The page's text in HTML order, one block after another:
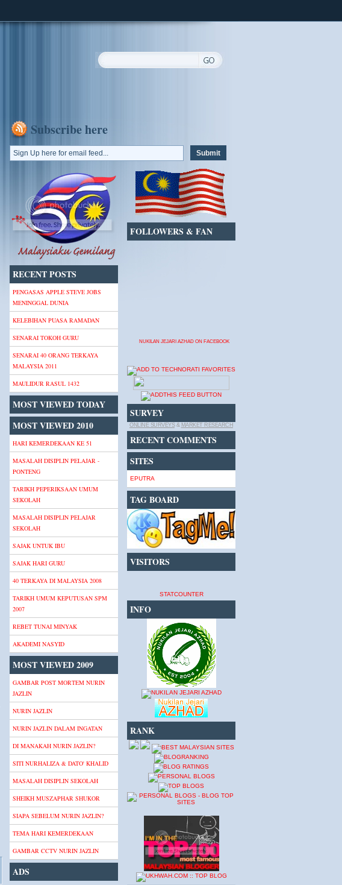
Subscribe here
RECENT POSTS
PENGASAS APPLE STEVE JOBS
MENINGGAL DUNIA
KELEBIHAN PUASA RAMADAN
SENARAI TOKOH GURU
SENARAI 40 ORANG TERKAYA
MALAYSIA 2011
MAULIDUR RASUL 1432
MOST VIEWED TODAY
MOST VIEWED 2010
HARI KEMERDEKAAN KE 51
MASALAH DISIPLIN PELAJAR -
PONTENG
TARIKH PEPERIKSAAN UMUM
SEKOLAH
MASALAH DISIPLIN PELAJAR
SEKOLAH
SAJAK UNTUK IBU
SAJAK HARI GURU
40 TERKAYA DI MALAYSIA 2008
TARIKH UMUM KEPUTUSAN SPM
2007
REBET TUNAI MINYAK
AKADEMI NASYID
MOST VIEWED 2009
GAMBAR POST MORTEM NURIN
JAZLIN
NURIN JAZLIN
NURIN JAZLIN DALAM INGATAN
DI MANAKAH NURIN JAZLIN?
SITI NURHALIZA & DATO' KHALID
MASALAH DISIPLIN SEKOLAH
SHEIKH MUSZAPHAR SHUKOR
SIAPA SEBELUM NURIN JAZLIN?
TEMA HARI KEMERDEKAAN
GAMBAR CCTV NURIN JAZLIN
ADS
FOLLOWERS & FAN
NUKILAN JEJARI AZHAD ON FACEBOOK
SURVEY
ONLINE SURVEYS& MARKET RESEARCH
RECENT COMMENTS
SITES
EPUTRA
TAG BOARD
VISITORS
STATCOUNTER
INFO
RANK